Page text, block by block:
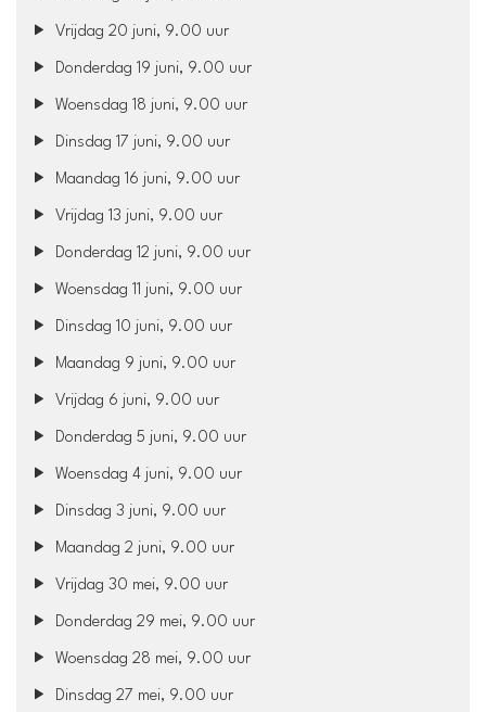
Vrijdag 20 juni, 9.00 uur
Donderdag 19 juni, 9.00 uur
Woensdag 18 juni, 9.00 uur
Dinsdag 17 juni, 9.00 uur
Maandag 16 juni, 9.00 uur
Vrijdag 13 juni, 9.00 uur
Donderdag 12 juni, 9.00 uur
Woensdag 11 juni, 9.00 uur
Dinsdag 10 juni, 9.00 uur
Maandag 9 juni, 9.00 uur
Vrijdag 6 juni, 9.00 uur
Donderdag 5 juni, 9.00 uur
Woensdag 4 juni, 9.00 uur
Dinsdag 3 juni, 9.00 uur
Maandag 2 juni, 9.00 uur
Vrijdag 30 mei, 9.00 uur
Donderdag 29 mei, 9.00 uur
Woensdag 28 mei, 9.00 uur
Dinsdag 27 mei, 9.00 uur